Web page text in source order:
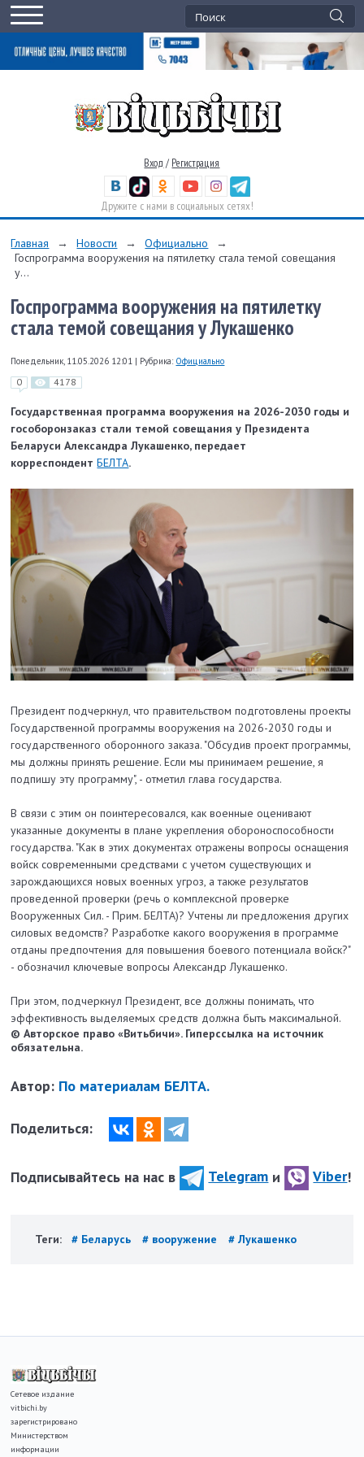
Вход / Регистрация
Дружите с нами в социальных сетях!
Главная → Новости → Официально
→
Госпрограмма вооружения на пятилетку стала темой совещания
у...
Госпрограмма вооружения на пятилетку
стала темой совещания у Лукашенко
Понедельник, 11.05.2026 12:01 | Рубрика: Официально
0 4178
Государственная программа вооружения на 2026-2030 годы и
гособоронзаказ стали темой совещания у Президента
Беларуси Александра Лукашенко, передает
корреспондентБЕЛТА.
Президент подчеркнул, что правительством подготовлены проекты
Государственной программы вооружения на 2026-2030 годы и
государственного оборонного заказа. "Обсудив проект программы,
мы должны принять решение. Если мы принимаем решение, я
подпишу эту программу", - отметил глава государства.
В связи с этим он поинтересовался, как военные оценивают
указанные документы в плане укрепления обороноспособности
государства. "Как в этих документах отражены вопросы оснащения
войск современными средствами с учетом существующих и
зарождающихся новых военных угроз, а также результатов
проведенной проверки (речь о комплексной проверке
Вооруженных Сил. - Прим. БЕЛТА)? Учтены ли предложения других
силовых ведомств? Разработке какого вооружения в программе
отданы предпочтения для повышения боевого потенциала войск?"
- обозначил ключевые вопросы Александр Лукашенко.
При этом, подчеркнул Президент, все должны понимать, что
эффективность выделяемых средств должна быть максимальной.
© Авторское право «Витьбичи». Гиперссылка на источник
обязательна.
Автор: По материалам БЕЛТА.
Поделиться:
Подписывайтесь на нас в Telegram и Viber!
Теги: # Беларусь # вооружение # Лукашенко
Сетевое издание
vitbichi.by
зарегистрировано
Министерством
информации